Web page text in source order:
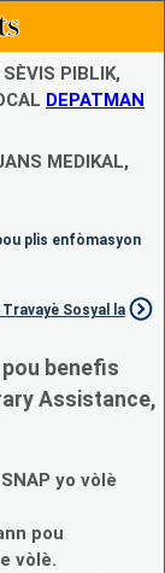
PIBLIK,
DEPATMAN
MEDIKAL,
plis enfòmasyon
Sosyal la
benefis
Assistance,
yo vòlè
pou
vòlè.